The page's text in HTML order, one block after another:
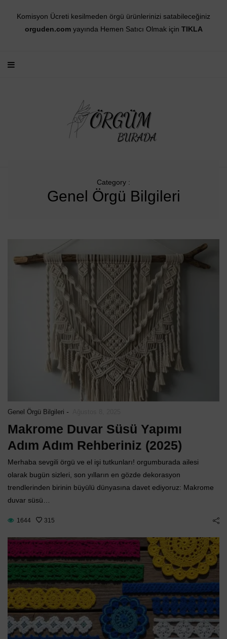
Adım Kolay
Ayıcık
Tarifi
Temmuz 22, 2025
OKUMAYA DEVAM ET
Makrome
Süsü
Adım
(2025)
Komisyon Ücreti kesilmeden örgü ürünlerinizi satabileceğiniz
orguden.comyayında Hemen Satıcı Olmak için TIKLA
Category :
Genel Örgü Bilgileri
Genel Örgü Bilgileri -
Makrome Duvar Süsü Yapımı
Adım Adım Rehberiniz (2025)
Merhaba sevgili örgü ve el işi tutkunları! orgumburada ailesi
olarak bugün sizleri, son yılların en gözde dekorasyon
trendlerinden birinin büyülü dünyasına davet ediyoruz: Makrome
duvar süsü…
1644 315